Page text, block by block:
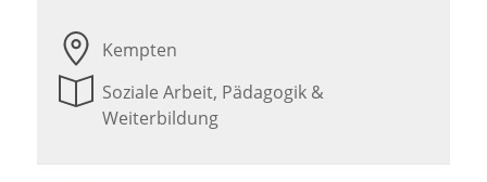
Kempten
Soziale Arbeit, Pädagogik &
Weiterbildung